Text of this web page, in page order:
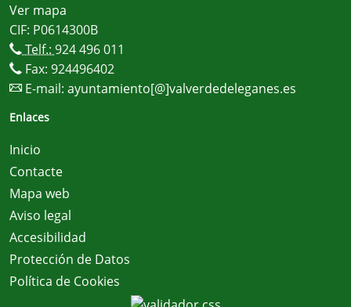
Ver mapa
CIF: P0614300B
Telf.: 924 496 011
Fax: 924496402
E-mail: ayuntamiento[@]valverdedeleganes.es
Enlaces
Inicio
Contacte
Mapa web
Aviso legal
Accesibilidad
Protección de Datos
Política de Cookies